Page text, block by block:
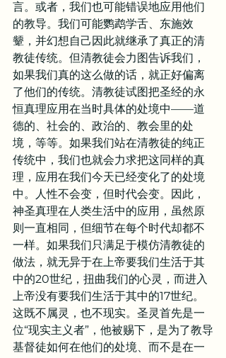
言。或者，我们也可能错误地应用他们
的教导。我们可能鹦鹉学舌、东施效
颦，并幻想自己因此就继承了真正的清
教徒传统。但清教徒会力图告诉我们，
如果我们真的这么做的话，就正好偏离
了他们的传统。清教徒试图把圣经的永
恒真理应用在当时具体的处境中——道
德的、社会的、政治的、教会里的处
境，等等。如果我们站在清教徒的纯正
传统中，我们也就会力求把这同样的真
理，应用在我们今天已经变化了的处境
中。人性不会变，但时代会变。因此，
神圣真理在人类生活中的应用，虽然原
则一直相同，但细节在每个时代却都不
一样。如果我们只满足于模仿清教徒的
做法，就无异于在上帝要我们生活于其
中的20世纪，扭曲我们的心灵，而进入
上帝没有要我们生活于其中的17世纪。
这既不属灵，也不现实。圣灵首先是一
位“现实主义者”，他被赐下，是为了教导
基督徒如何在他们的处境、而不是在一